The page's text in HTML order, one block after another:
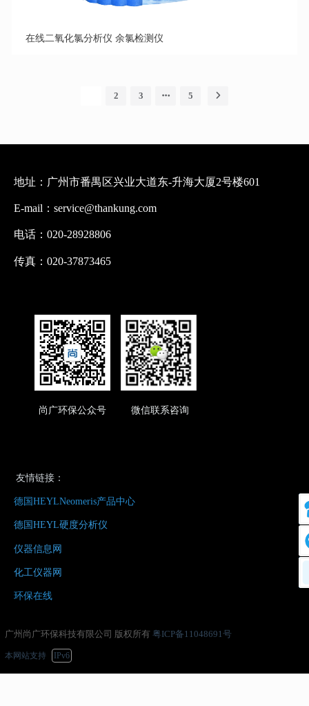
在线二氧化氯分析仪 余氯检测仪
2 3 5
地址：广州市番禺区兴业大道东-升海大厦2号楼601
E-mail：service@thankung.com
电话：020-28928806
传真：020-37873465
尚广环保公众号 微信联系咨询
友情链接：
德国HEYLNeomeris产品中心
德国HEYL硬度分析仪
仪器信息网
化工仪器网
环保在线
广州尚广环保科技有限公司 版权所有粤ICP备11048691号
本网站支持 IPv6